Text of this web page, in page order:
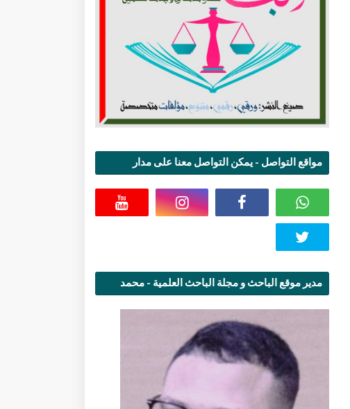
مواقع التواصل - يمكن التواصل معنا على مدار
مدير موقع الباحث و مجلة الباحث العلمية - محمد